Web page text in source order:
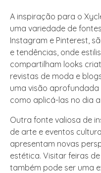
A inspiração para o
uma variedade de
Instagram e Pinterest,
e tendências, onde
compartilham looks
revistas de moda e
uma visão
como aplicá-las no dia
Outra fonte valiosa de
de arte e eventos
apresentam novas
estética. Visitar feiras
também pode ser uma